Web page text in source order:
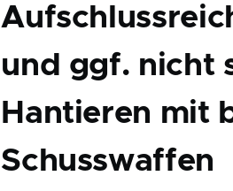
und ggf. nicht
Hantieren mit
Schusswaffen